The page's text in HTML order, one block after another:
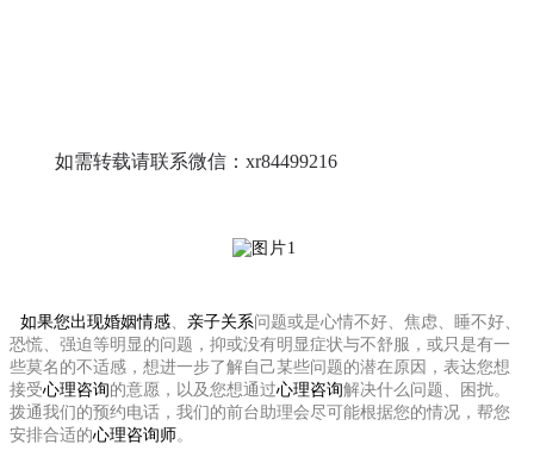
如需转载请联系微信：xr84499216
如果您出现婚姻情感、 亲子关系问题或是心情不好、焦虑、睡不好、
恐慌、强迫等明显的问题，抑或没有明显症状与不舒服，或只是有一
些莫名的不适感，想进一步了解自己某些问题的潜在原因，表达您想
接受心理咨询的意愿，以及您想通过心理咨询解决什么问题、困扰。
拨通我们的预约电话，我们的前台助理会尽可能根据您的情况，帮您
安排合适的心理咨询师。